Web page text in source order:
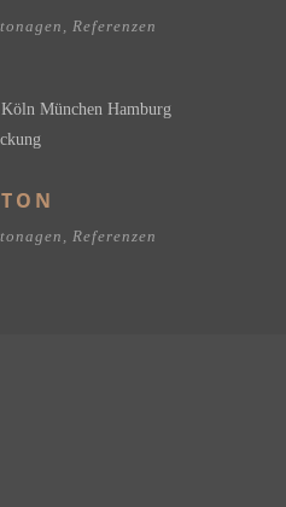
, Referenzen
, Referenzen